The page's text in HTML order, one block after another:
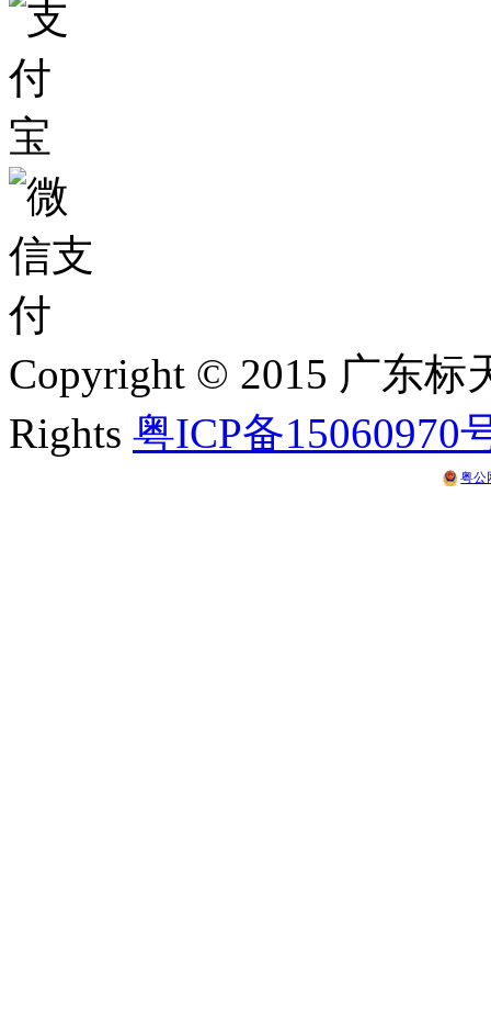
Copyright © 2015 广东
Rights 粤ICP备15060970
粤公